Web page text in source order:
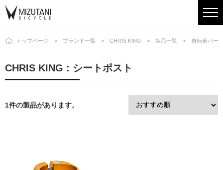
トップページ ブランド一覧 CHRIS KING 製品一覧 自転車パー
CHRIS KING : シートポスト
1件の製品があります。